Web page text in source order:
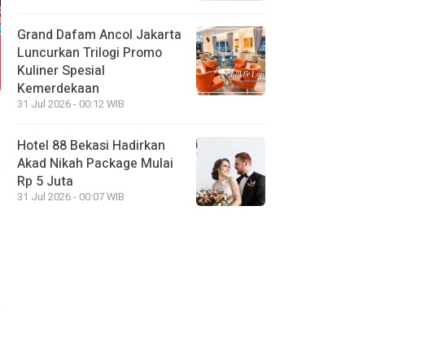
Grand Dafam Ancol Jakarta
Luncurkan Trilogi Promo
Kuliner Spesial
Kemerdekaan
31 Jul 2026 - 00:12 WIB
Hotel 88 Bekasi Hadirkan
Akad Nikah Package Mulai
Rp 5 Juta
31 Jul 2026 - 00:07 WIB